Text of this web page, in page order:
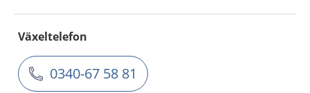
Växeltelefon
0340-67 58 81